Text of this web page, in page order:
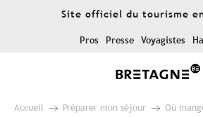
Site officiel du tourisme
Pros Presse Voyagistes
Accueil Préparer mon séjour Où